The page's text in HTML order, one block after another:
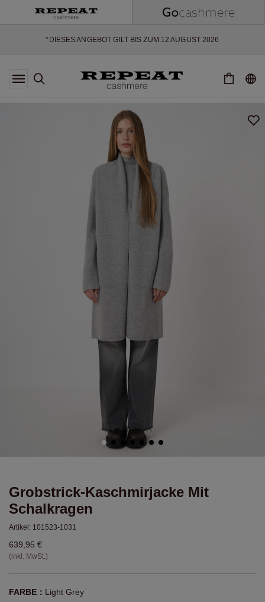
*DIESES ANGEBOT GILT BIS ZUM 12 AUGUST 2026
*GILT NICHT FÜR LIMITED EDITION
*AUSNAHMEN SIND MÖGLICH
SAISON
EXTRA 10% OFF SALE
Grobstrick-Kaschmirjacke Mit
Schalkragen
Artikel: 101523-1031
639,95 €
(inkl. MwSt.)
FARBE： Light Grey